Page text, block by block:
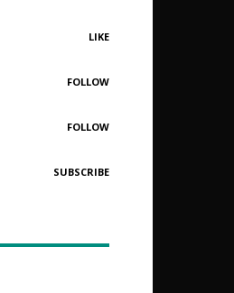
LIKE
FOLLOW
FOLLOW
SUBSCRIBE